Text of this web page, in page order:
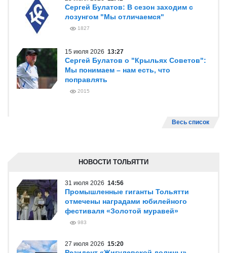
Сергей Булатов: В сезон заходим с
лозунгом "Мы отличаемся"
1827
15 июля 2026 13:27
Сергей Булатов о "Крыльях Советов":
Мы понимаем – нам есть, что
поправлять
2015
Весь список
НОВОСТИ ТОЛЬЯТТИ
31 июля 2026 14:56
Промышленные гиганты Тольятти
отмечены наградами юбилейного
фестиваля «Золотой муравей»
983
27 июля 2026 15:20